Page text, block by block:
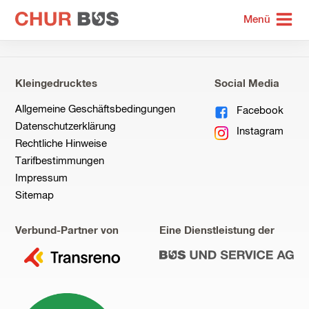
zur
Startseite
Menü
Kleingedrucktes
Allgemeine Geschäftsbedingungen
Datenschutzerklärung
Rechtliche Hinweise
Tarifbestimmungen
Impressum
Sitemap
Social Media
Facebook
Instagram
Verbund-Partner von
zu
Eine Dienstleistung der
zu